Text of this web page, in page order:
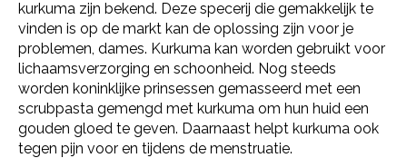
kurkuma zijn bekend. Deze specerij die gemakkelijk te
vinden is op de markt kan de oplossing zijn voor je
problemen, dames. Kurkuma kan worden gebruikt voor
lichaamsverzorging en schoonheid. Nog steeds
worden koninklijke prinsessen gemasseerd met een
scrubpasta gemengd met kurkuma om hun huid een
gouden gloed te geven. Daarnaast helpt kurkuma ook
tegen pijn voor en tijdens de menstruatie.